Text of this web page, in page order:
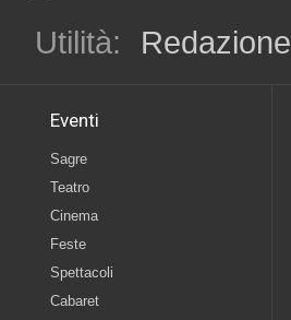
Utilità:
Redazione
Eventi
Sagre
Teatro
Cinema
Feste
Spettacoli
Cabaret